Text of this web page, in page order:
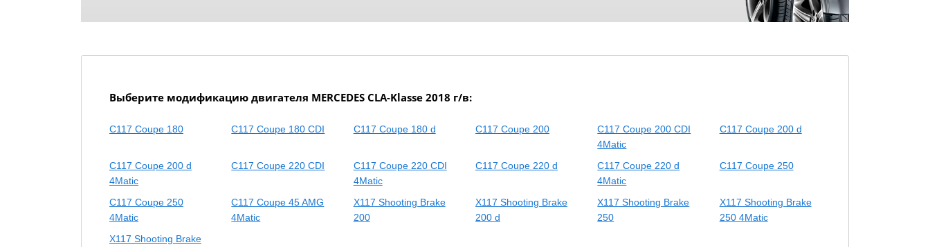
Выберите модификацию двигателя MERCEDES CLA-Klasse 2018 г/в:
C117 Coupe 180 C117 Coupe 180 CDI C117 Coupe 180 d C117 Coupe 200
C117 Coupe 200 CDI
4Matic
C117 Coupe 200 d
C117 Coupe 200 d
4Matic
C117 Coupe 220 CDI
C117 Coupe 220 CDI
4Matic
C117 Coupe 220 d
C117 Coupe 220 d
4Matic
C117 Coupe 250
C117 Coupe 250
4Matic
C117 Coupe 45 AMG
4Matic
X117 Shooting Brake
200
X117 Shooting Brake
200 d
X117 Shooting Brake
250
X117 Shooting Brake
250 4Matic
X117 Shooting Brake